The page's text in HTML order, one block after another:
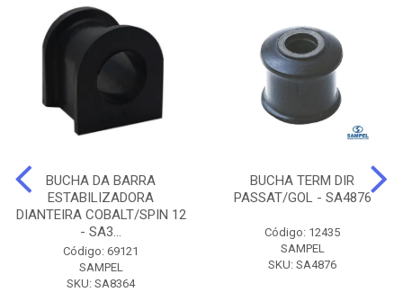
BUCHA DA BARRA
ESTABILIZADORA
DIANTEIRA COBALT/SPIN 12
- SA3...
Código: 69121
SAMPEL
SKU: SA8364
BUCHA TERM DIR
PASSAT/GOL - SA4876
Código: 12435
SAMPEL
SKU: SA4876